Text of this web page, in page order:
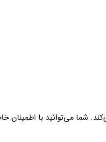
شما می‌توانید با اطمینان